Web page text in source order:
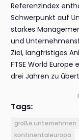
Referenzindex
Schwerpunkt auf
starkes
und
Ziel, langfristiges
FTSE World
drei Jahren zu
Tags:
große unternehmen
kontinentaleuropa